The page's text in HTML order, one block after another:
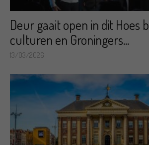
Deur gaait open in dit Hoes
culturen en Groningers...
13/03/2026